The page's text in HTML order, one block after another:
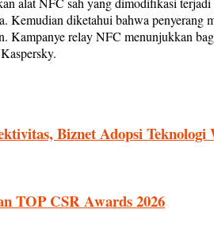
Kemudian diketahui bahwa
Kampanye relay NFC menunjukkan
Biznet Adopsi Teknologi
TOP CSR Awards 2026